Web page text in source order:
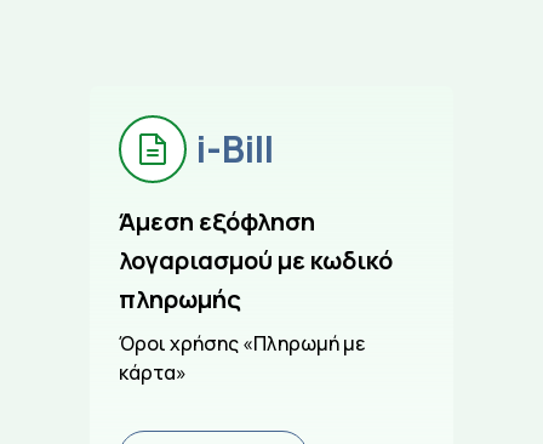
i-Bill
Άμεση εξόφληση
λογαριασμού με κωδικό
πληρωμής
Όροι χρήσης «Πληρωμή με
κάρτα»